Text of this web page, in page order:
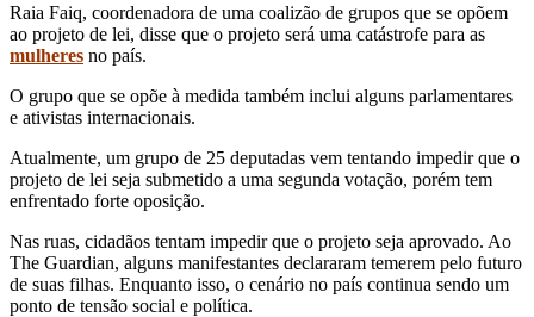
Raia Faiq, coordenadora de uma coalizão de grupos que se opõem
ao projeto de lei, disse que o projeto será uma catástrofe para as
mulheres no país.
O grupo que se opõe à medida também inclui alguns parlamentares
e ativistas internacionais.
Atualmente, um grupo de 25 deputadas vem tentando impedir que o
projeto de lei seja submetido a uma segunda votação, porém tem
enfrentado forte oposição.
Nas ruas, cidadãos tentam impedir que o projeto seja aprovado. Ao
The Guardian, alguns manifestantes declararam temerem pelo futuro
de suas filhas. Enquanto isso, o cenário no país continua sendo um
ponto de tensão social e política.